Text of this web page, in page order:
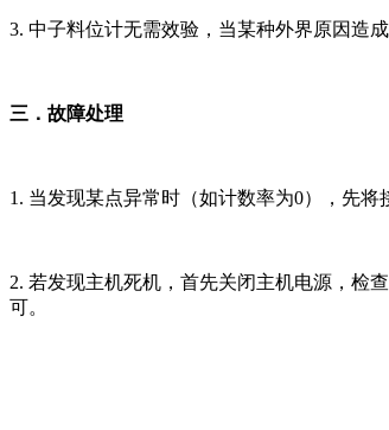
3. 中子料位计无需效验，当某种外界原因造
三．故障处理
1. 当发现某点异常时（如计数率为0），先
2. 若发现主机死机，首先关闭主机电源，检
可。